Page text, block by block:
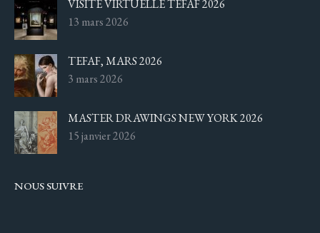
VISITE VIRTUELLE TEFAF 2026
13 mars 2026
TEFAF, MARS 2026
3 mars 2026
MASTER DRAWINGS NEW YORK 2026
15 janvier 2026
NOUS SUIVRE